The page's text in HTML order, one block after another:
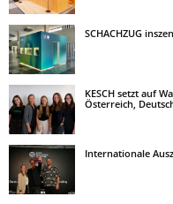
SCHACHZUG
KESCH setzt auf
Österreich,
Internationale